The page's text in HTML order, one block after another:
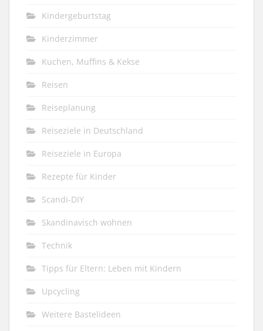
Kindergeburtstag
Kinderzimmer
Kuchen, Muffins & Kekse
Reisen
Reiseplanung
Reiseziele in Deutschland
Reiseziele in Europa
Rezepte für Kinder
Scandi-DIY
Skandinavisch wohnen
Technik
Tipps für Eltern: Leben mit Kindern
Upcycling
Weitere Bastelideen